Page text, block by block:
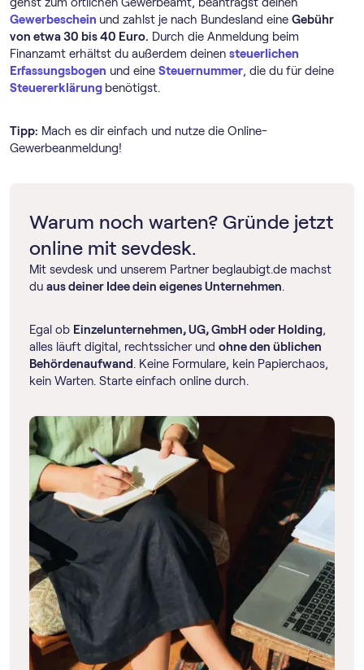
Gewerbeschein und zahlst je nach Bundesland eine Gebühr
von etwa 30 bis 40 Euro. Durch die Anmeldung beim
Finanzamt erhältst du außerdem deinen steuerlichen
Erfassungsbogen und eine Steuernummer, die du für deine
Steuererklärung benötigst.
Tipp: Mach es dir einfach und nutze die Online-
Gewerbeanmeldung!
Warum noch warten? Gründe jetzt
online mit sevdesk.
Mit sevdesk und unserem Partner beglaubigt.de machst
du aus deiner Idee dein eigenes Unternehmen.
Egal ob Einzelunternehmen, UG, GmbH oder Holding,
alles läuft digital, rechtssicher und ohne den üblichen
Behördenaufwand. Keine Formulare, kein Papierchaos,
kein Warten. Starte einfach online durch.